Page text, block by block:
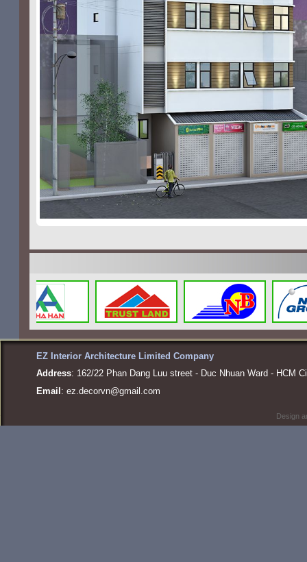
EZ Interior Architecture Limited Company
Address: 162/22 Phan Dang Luu street - Duc Nhuan Ward - HCM
Email : ez.decorvn@gmail.com
Design